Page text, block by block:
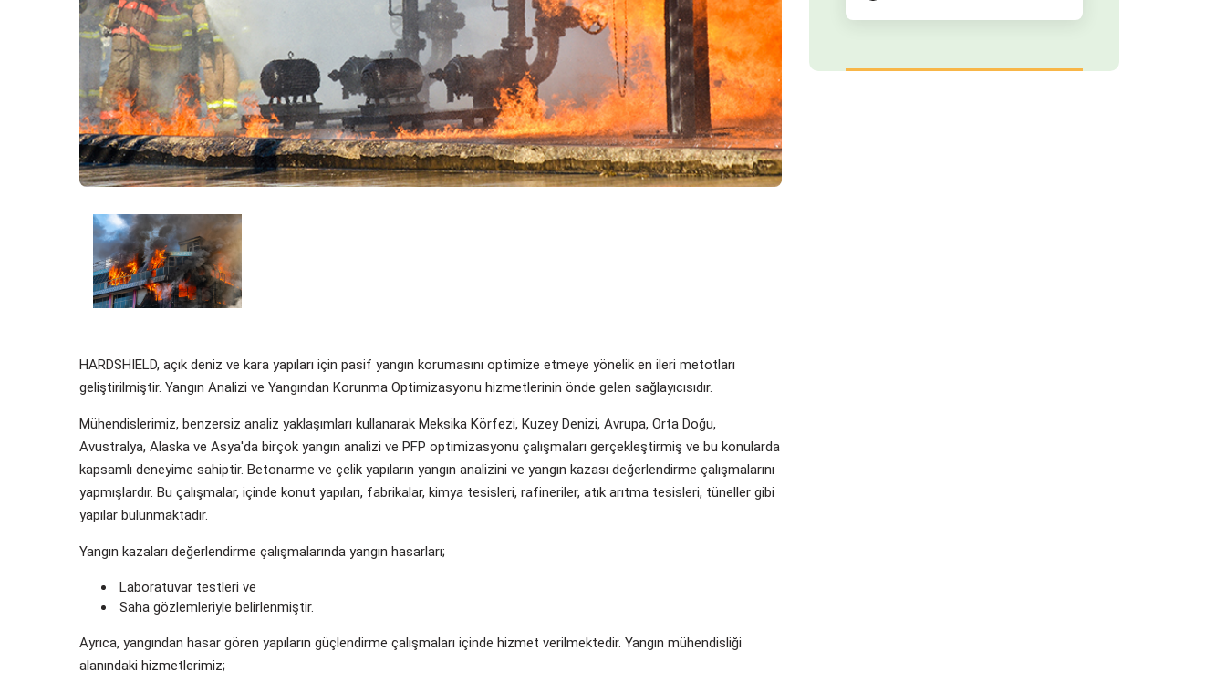
HARDSHIELD, açık deniz ve kara yapıları için pasif yangın korumasını optimize etmeye yönelik en ileri metotları
geliştirilmiştir. Yangın Analizi ve Yangından Korunma Optimizasyonu hizmetlerinin önde gelen sağlayıcısıdır.
Mühendislerimiz, benzersiz analiz yaklaşımları kullanarak Meksika Körfezi, Kuzey Denizi, Avrupa, Orta Doğu,
Avustralya, Alaska ve Asya'da birçok yangın analizi ve PFP optimizasyonu çalışmaları gerçekleştirmiş ve bu konularda
kapsamlı deneyime sahiptir. Betonarme ve çelik yapıların yangın analizini ve yangın kazası değerlendirme çalışmalarını
yapmışlardır. Bu çalışmalar, içinde konut yapıları, fabrikalar, kimya tesisleri, rafineriler, atık arıtma tesisleri, tüneller gibi
yapılar bulunmaktadır.
Yangın kazaları değerlendirme çalışmalarında yangın hasarları;
Laboratuvar testleri ve
Saha gözlemleriyle belirlenmiştir.
Ayrıca, yangından hasar gören yapıların güçlendirme çalışmaları içinde hizmet verilmektedir. Yangın mühendisliği
alanındaki hizmetlerimiz;